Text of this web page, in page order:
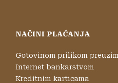
NAČINI PLAĆANJA
Gotovinom prilikom
Internet bankarstvom
Kreditnim karticama